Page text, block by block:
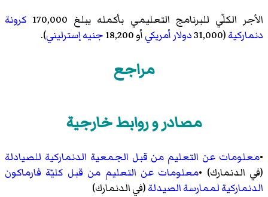
الأجر الكلّي للبرنامج التعليمي بأكمله يبلغ 170,000
كرونة
دنماركية(31,000 دولار أمريكيأو 18,200 جنيه إسترليني).
مراجع
مصادر و روابط خارجية
•معلومات عن التعليم من قبل الجمعية الدنماركية للصيادلة
(في الدنمارك) •معلومات عن التعليم من قبل كليّة فارماكون
الدنماركية لممارسة الصيدلة(في الدنمارك)